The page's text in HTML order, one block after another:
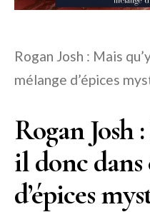
Rogan Josh : Mais
mélange d’épices
Rogan Josh
il donc dans
d’épices